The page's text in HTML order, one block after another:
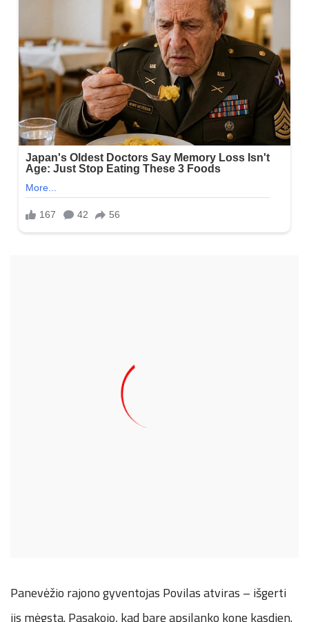
Panevėžio rajono gyventojas Povilas atviras – išgerti
jis mėgsta. Pasakojo, kad bare apsilanko kone kasdien.